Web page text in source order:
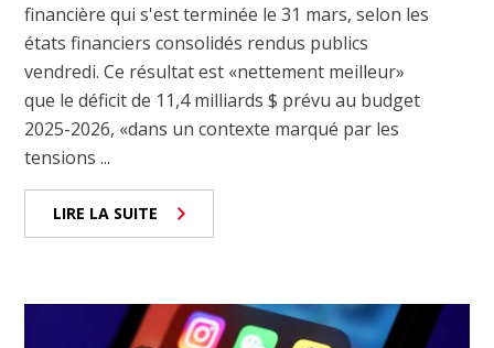
financière qui s'est terminée le 31 mars, selon les
états financiers consolidés rendus publics
vendredi. Ce résultat est «nettement meilleur»
que le déficit de 11,4 milliards $ prévu au budget
2025-2026, «dans un contexte marqué par les
tensions ...
LIRE LA SUITE